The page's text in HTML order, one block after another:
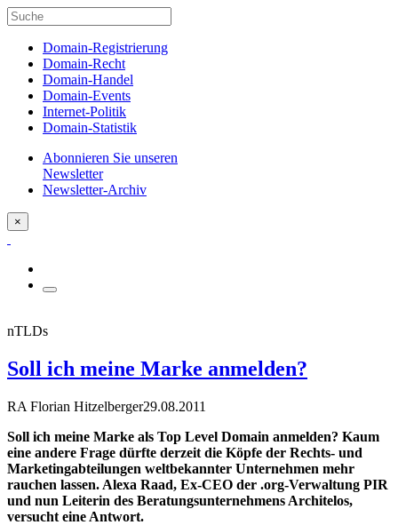
Domain-Registrierung
Domain-Recht
Domain-Handel
Domain-Events
Internet-Politik
Domain-Statistik
Abonnieren Sie unseren
Newsletter
Newsletter-Archiv
×
nTLDs
Soll ich meine Marke anmelden?
RA Florian Hitzelberger29.08.2011
Soll ich meine Marke als Top Level Domain anmelden? Kaum
eine andere Frage dürfte derzeit die Köpfe der Rechts- und
Marketingabteilungen weltbekannter Unternehmen mehr
rauchen lassen. Alexa Raad, Ex-CEO der .org-Verwaltung PIR
und nun Leiterin des Beratungsunternehmens Architelos,
versucht eine Antwort.